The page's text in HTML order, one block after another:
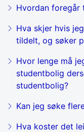
Hvordan foregår
Hva skjer hvis
tildelt, og søker
Hvor lenge må
studentbolig
studentbolig?
Kan jeg søke
Hva koster det